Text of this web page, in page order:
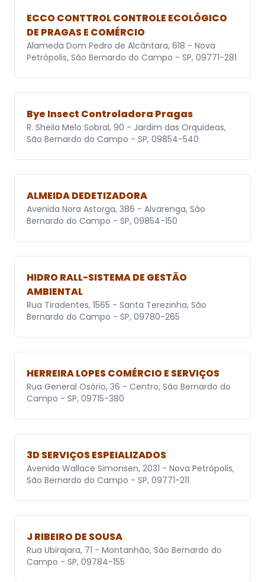
ECCO CONTTROL CONTROLE ECOLÓGICO
DE PRAGAS E COMÉRCIO
Alameda Dom Pedro de Alcântara, 618 - Nova
Petrópolis, São Bernardo do Campo - SP, 09771-281
Bye Insect Controladora Pragas
R. Sheila Melo Sobral, 90 - Jardim das Orquideas,
São Bernardo do Campo - SP, 09854-540
ALMEIDA DEDETIZADORA
Avenida Nora Astorga, 386 - Alvarenga, São
Bernardo do Campo - SP, 09854-150
HIDRO RALL-SISTEMA DE GESTÃO
AMBIENTAL
Rua Tiradentes, 1565 - Santa Terezinha, São
Bernardo do Campo - SP, 09780-265
HERREIRA LOPES COMÉRCIO E SERVIÇOS
Rua General Osório, 36 - Centro, São Bernardo do
Campo - SP, 09715-380
3D SERVIÇOS ESPEIALIZADOS
Avenida Wallace Simonsen, 2031 - Nova Petrópolis,
São Bernardo do Campo - SP, 09771-211
J RIBEIRO DE SOUSA
Rua Ubirajara, 71 - Montanhão, São Bernardo do
Campo - SP, 09784-155